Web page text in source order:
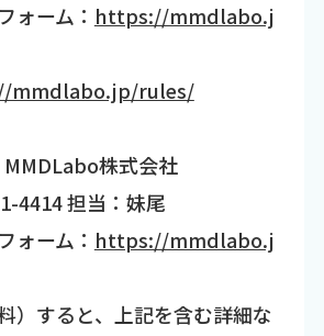
ォーム： https://mmdlabo.j
mmdlabo.jp/rules/
株式会社
4414 担当：妹尾
ォーム： https://mmdlabo.j
）すると、上記を含む詳細な